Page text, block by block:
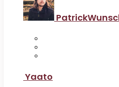
Yaato